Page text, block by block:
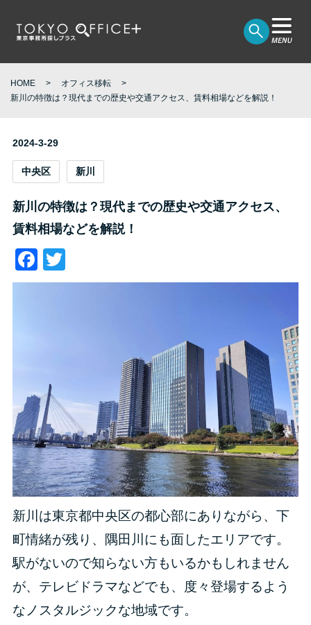
HOME
オフィス移転
新川の特徴は？現代までの歴史や交通アクセス、賃料相場などを解説！
2024-3-29
中央区 新川
新川の特徴は？現代までの歴史や交通アクセス、
賃料相場などを解説！
Facebook
新川は東京都中央区の都心部にありながら、下
町情緒が残り、隅田川にも面したエリアです。
駅がないので知らない方もいるかもしれません
が、テレビドラマなどでも、度々登場するよう
なノスタルジックな地域です。